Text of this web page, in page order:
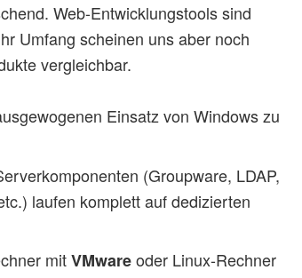
Web-Entwicklungstools sind
Umfang scheinen uns aber noch
vergleichbar.
Einsatz von Windows zu
(Groupware, LDAP,
laufen komplett auf dedizierten
mitVMwareoder Linux-Rechner